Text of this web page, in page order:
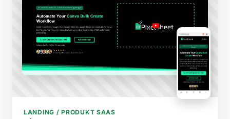
LANDING / PRODUKT SAAS